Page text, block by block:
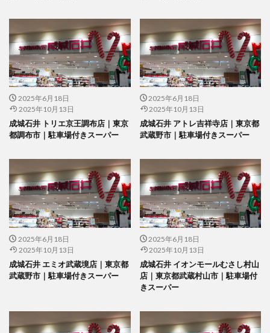
2025年6月18日
2025年10月13日
成城石井 トリエ京王調布店｜東京
都調布市｜駐車場付きスーパー
2025年6月18日
2025年10月13日
成城石井 アトレ吉祥寺店｜東京都
武蔵野市｜駐車場付きスーパー
2025年6月18日
2025年10月13日
成城石井 エミオ武蔵境店｜東京都
武蔵野市｜駐車場付きスーパー
2025年6月18日
2025年10月13日
成城石井 イオンモールむさし村山
店｜東京都武蔵村山市｜駐車場付
きスーパー